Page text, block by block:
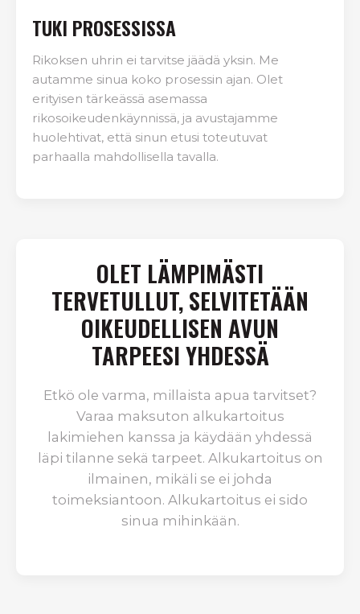
TUKI PROSESSISSA
Rikoksen uhrin ei tarvitse jäädä yksin. Me
autamme sinua koko prosessin ajan. Olet
erityisen tärkeässä asemassa
rikosoikeudenkäynnissä, ja avustajamme
huolehtivat, että sinun etusi toteutuvat
parhaalla mahdollisella tavalla.
OLET LÄMPIMÄSTI
TERVETULLUT, SELVITETÄÄN
OIKEUDELLISEN AVUN
TARPEESI YHDESSÄ
Etkö ole varma, millaista apua tarvitset?
Varaa maksuton alkukartoitus
lakimiehen kanssa ja käydään yhdessä
läpi tilanne sekä tarpeet. Alkukartoitus on
ilmainen, mikäli se ei johda
toimeksiantoon. Alkukartoitus ei sido
sinua mihinkään.